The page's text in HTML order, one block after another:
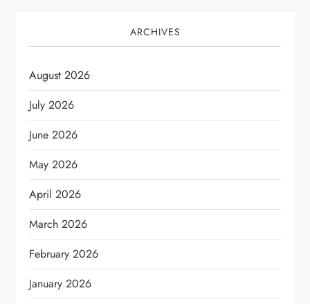
ARCHIVES
August 2026
July 2026
June 2026
May 2026
April 2026
March 2026
February 2026
January 2026